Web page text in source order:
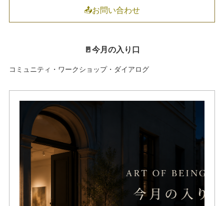
📤お問い合わせ
🚪今月の入り口
コミュニティ・ワークショップ・ダイアログ